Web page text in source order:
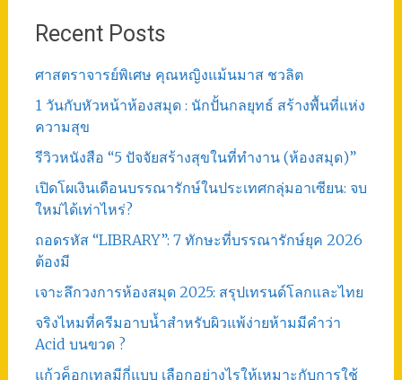
Recent Posts
ศาสตราจารย์พิเศษ คุณหญิงแม้นมาส ชวลิต
1 วันกับหัวหน้าห้องสมุด : นักปั้นกลยุทธ์ สร้างพื้นที่แห่ง
ความสุข
รีวิวหนังสือ “5 ปัจจัยสร้างสุขในที่ทำงาน (ห้องสมุด)”
เปิดโผเงินเดือนบรรณารักษ์ในประเทศกลุ่มอาเซียน: จบ
ใหม่ได้เท่าไหร่?
ถอดรหัส “LIBRARY”: 7 ทักษะที่บรรณารักษ์ยุค 2026
ต้องมี
เจาะลึกวงการห้องสมุด 2025: สรุปเทรนด์โลกและไทย
จริงไหมที่ครีมอาบน้ำสำหรับผิวแพ้ง่ายห้ามมีคำว่า
Acid บนขวด ?
แก้วค็อกเทลมีกี่แบบ เลือกอย่างไรให้เหมาะกับการใช้